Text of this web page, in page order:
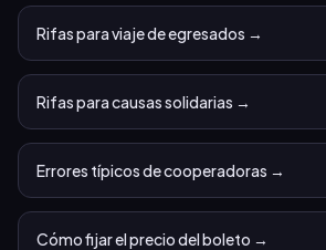
Rifas para viaje de egresados →
Rifas para causas solidarias →
Errores típicos de cooperadoras →
Cómo fijar el precio del boleto →